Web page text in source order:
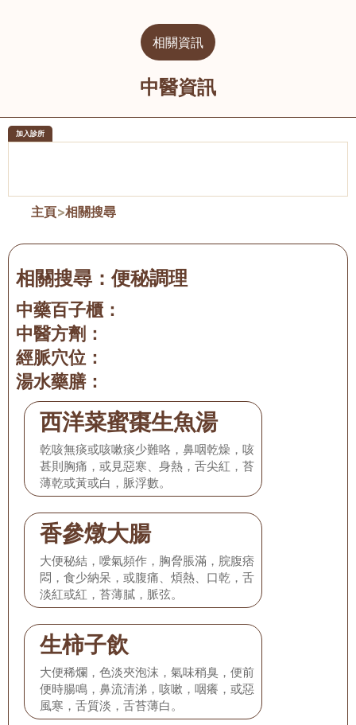
相關資訊
中醫資訊
加入診所
主頁>相關搜尋
相關搜尋：便秘調理
中藥百子櫃：
中醫方劑：
經脈穴位：
湯水藥膳：
西洋菜蜜棗生魚湯
乾咳無痰或咳嗽痰少難咯，鼻咽乾燥，咳
甚則胸痛，或見惡寒、身熱，舌尖紅，苔
薄乾或黃或白，脈浮數。
香參燉大腸
大便秘結，噯氣頻作，胸脅脹滿，脘腹痞
悶，食少納呆，或腹痛、煩熱、口乾，舌
淡紅或紅，苔薄膩，脈弦。
生柿子飲
大便稀爛，色淡夾泡沫，氣味稍臭，便前
便時腸鳴，鼻流清涕，咳嗽，咽癢，或惡
風寒，舌質淡，舌苔薄白。